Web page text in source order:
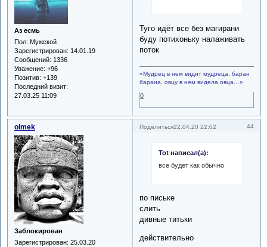
Аз есмь
Пол: Мужской
Зарегистрирован: 14.01.19
Сообщений: 1336
Уважение: +96
Позитив: +139
Последний визит:
27.03.25 11:09
Туго идёт все без магирани
буду потихоньку налаживать
поток
«Мудрец в нем видит мудреца, баран
барана, овцу в нем видела овца…»
0
Поделиться 44
22.04.20 22:02
olmek
Заблокирован
Зарегистрирован: 25.03.20
Tot написал(а):
все будет как обычно
по письке
слить
дивные титьки
действительно